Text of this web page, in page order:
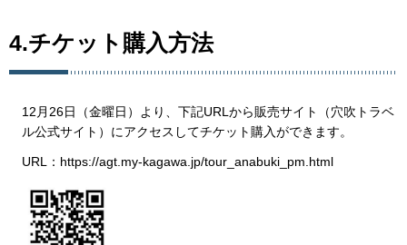
4.チケット購入方法
12月26日（金曜日）より、下記URLから販売サイト（穴吹トラベ
ル公式サイト）にアクセスしてチケット購入ができます。
URL：https://agt.my-kagawa.jp/tour_anabuki_pm.html